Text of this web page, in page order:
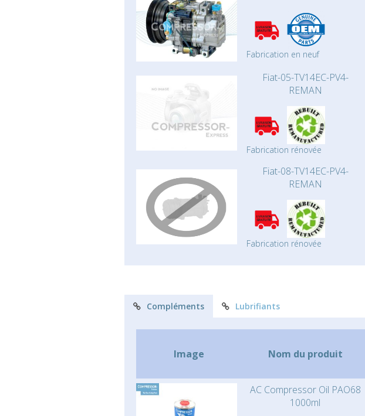
Fabrication en neuf
Fiat-05-TV14EC-PV4-
REMAN
Fabrication rénovée
Fiat-08-TV14EC-PV4-
REMAN
Fabrication rénovée
Compléments Lubrifiants
Image Nom du produit
AC Compressor Oil PAO68
1000ml